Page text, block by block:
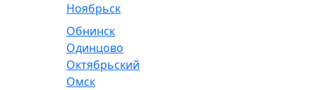
Ноябрьск
Обнинск
Одинцово
Октябрьский
Омск